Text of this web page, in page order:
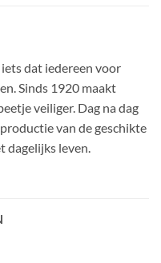
dat iedereen voor
Sinds 1920 maakt
veiliger. Dag na dag
van de geschikte
dagelijks leven.